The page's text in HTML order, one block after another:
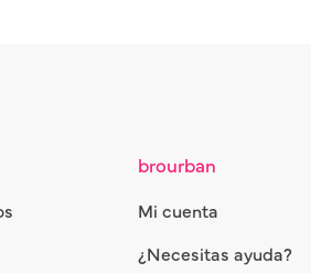
brourban
Mi cuenta
¿Necesitas ayuda?